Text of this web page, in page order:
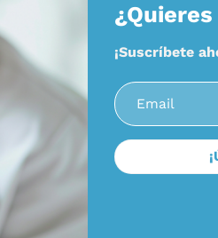
¡Suscríbete